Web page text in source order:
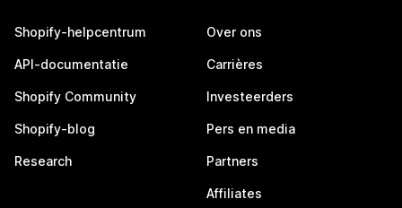
Shopify-helpcentrum
API-documentatie
Shopify Community
Shopify-blog
Research
Over ons
Carrières
Investeerders
Pers en media
Partners
Affiliates